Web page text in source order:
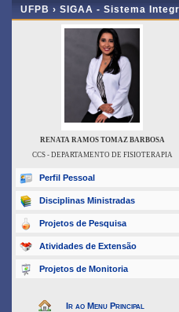
UFPB › SIGAA - Sistema
RENATA RAMOS TOMAZ BARBOSA
CCS - DEPARTAMENTO DE FISIOTERAPIA
Perfil Pessoal
Disciplinas Ministradas
Projetos de Pesquisa
Atividades de Extensão
Projetos de Monitoria
Ir ao Menu Principal